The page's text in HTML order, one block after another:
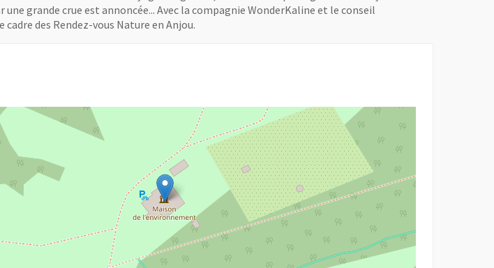
une grande crue est annoncée... Avec la compagnie WonderKaline et le conseil
des Rendez-vous Nature en Anjou.